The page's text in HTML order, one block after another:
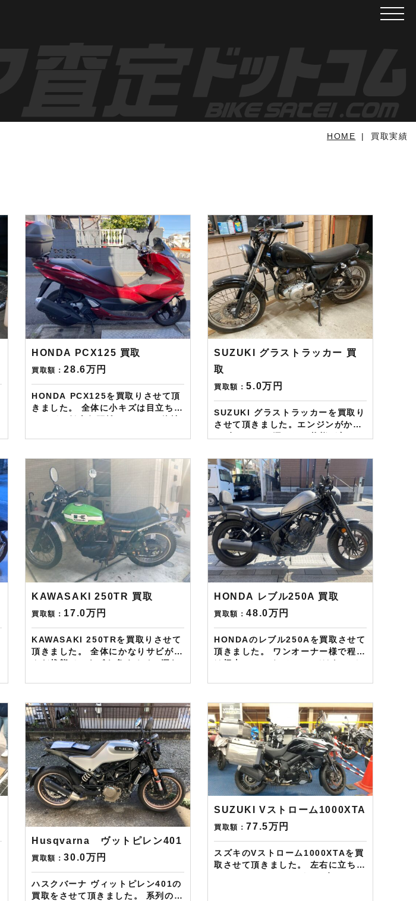
メニ
HOME 買取実績
HONDA PCX125 買取
買取額：28.6万円
HONDA PCX125を買取りさせて頂
きました。 全体に小キズは目立ちま
様にAmazonギフトカード１万分を
進呈しております！ さらに特典とし
て↓↓↓ 現在バイク査定ドットコムで
はキャンペーンとして次回Amazon
ギフトカード1万円分が必ずもらえ
るスペシャルカードを贈呈中です。
2台目から半永続的に使えますし何
とご紹介頂いても適用となります。
無事成約しましたらAmazonギフト
券を贈呈致します！！！ ※但し50
お待ちしております！！！
SUZUKI グラストラッカー 買
取
買取額：5.0万円
SUZUKI グラストラッカーを買取り
させて頂きました。エンジンがかか
らず、 オイル漏れなど状態が良くあ
査定させて頂きました。
——————– 現在LINE・HP・
FB・Instagramからご依頼のお客
様にAmazonギフトカード１万分を
進呈しております！ さらに特典とし
て↓↓↓ 現在バイク査定ドットコムで
はキャンペーンとして次回Amazon
ギフトカード1万円分が必ずもらえ
るスペシャルカードを贈呈中です。
2台目から半永続的に使えますし何
とご紹介頂いても適用となります。
無事成約しましたらAmazonギフト
券を贈呈致します！！！ ※但し50
㏄以下の原付は除く。皆様のご用命
お待ちしております！！！
KAWASAKI 250TR 買取
買取額： 17.0万円
KAWASAKI 250TRを買取りさせて
頂きました。 全体にかなりサビが進
現在LINE・HP・FB・Instagram
からご依頼のお客様にAmazonギフ
トカード１万分を進呈しておりま
す！ さらに特典として↓↓↓ 現在バイ
ク査定ドットコムではキャンペーン
として次回Amazonギフトカード1
万円分が必ずもらえるスペシャルカ
ードを贈呈中です。2台目から半永
続的に使えますし何とご紹介頂いて
も適用となります。無事成約しまし
す！！！ ※但し50㏄以下の原付は
除く。皆様のご用命お待ちしており
HONDA レブル250A 買取
買取額：48.0万円
HONDAのレブル250Aを買取させて
頂きました。 ワンオーナー様で程度
HP・FB・Instagramからご依頼の
お客様にAmazonギフトカード１万
分を進呈しております！ さらに特典
として↓↓↓ 現在バイク査定ドットコ
ムではキャンペーンとして次回
Amazonギフトカード1万円分が必
ずもらえるスペシャルカードを贈呈
中です。2台目から半永続的に使え
ますし何とご紹介頂いても適用とな
Amazonギフト券を贈呈致しま
す！！！ ※但し50㏄以下の原付は
除く。皆様のご用命お待ちしており
ます！！！
Husqvarna ヴットピレン401
買取額：30.0万円
ハスクバーナ ヴィットピレン401の
買取をさせて頂きました。 系列の
SUZUKI Vストローム1000XTA
買取額： 77.5万円
スズキのVストローム1000XTAを買
取させて頂きました。 左右に立ちご